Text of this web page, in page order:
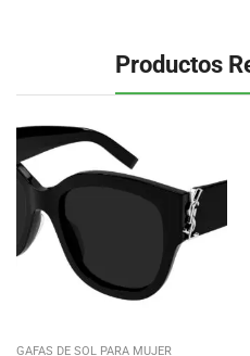
Productos
GAFAS DE SOL PARA MUJER